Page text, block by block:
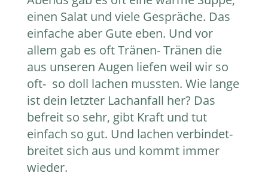
einen Salat und viele Gespräche. Das
einfache aber Gute eben. Und vor
allem gab es oft Tränen- Tränen die
aus unseren Augen liefen weil wir so
oft- so doll lachen mussten. Wie lange
ist dein letzter Lachanfall her? Das
befreit so sehr, gibt Kraft und tut
einfach so gut. Und lachen verbindet-
breitet sich aus und kommt immer
wieder.